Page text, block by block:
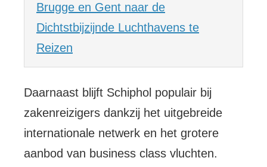
Brugge en Gent naar de
Dichtstbijzijnde Luchthavens te
Reizen
Daarnaast blijft Schiphol populair bij
zakenreizigers dankzij het uitgebreide
internationale netwerk en het grotere
aanbod van business class vluchten.